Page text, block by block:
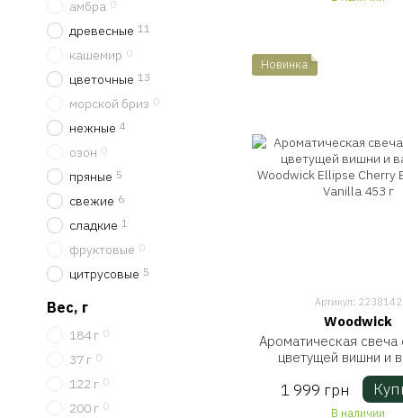
Новинка
Артикул: 2238142
Woodwick
Ароматическая свеча
цветущей вишни и
Woodwick Ellipse
& Vanilla 453 г
1 999 грн
В наличии
амбра 0
древесные 11
кашемир 0
цветочные 13
морской бриз 0
нежные 4
озон 0
пряные 5
свежие 6
сладкие 1
фруктовые 0
цитрусовые 5
Вес, г
184 г 0
37 г 0
122 г 0
200 г 0